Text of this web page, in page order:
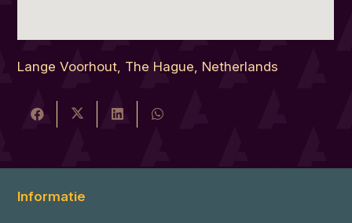
Lange Voorhout, The Hague, Netherlands
Informatie